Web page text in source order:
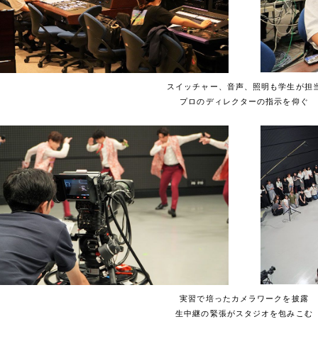
スイッチャー、音声、照明も学生が担
プロのディレクターの指示を仰ぐ
実習で培ったカメラワークを披露
生中継の緊張がスタジオを包みこむ